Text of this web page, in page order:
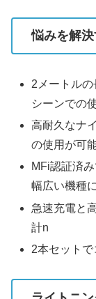
悩みを解
2メートル
シーンでの
高耐久なナ
の使用が可
MFi認証済
幅広い機種
急速充電と
計n
2本セット